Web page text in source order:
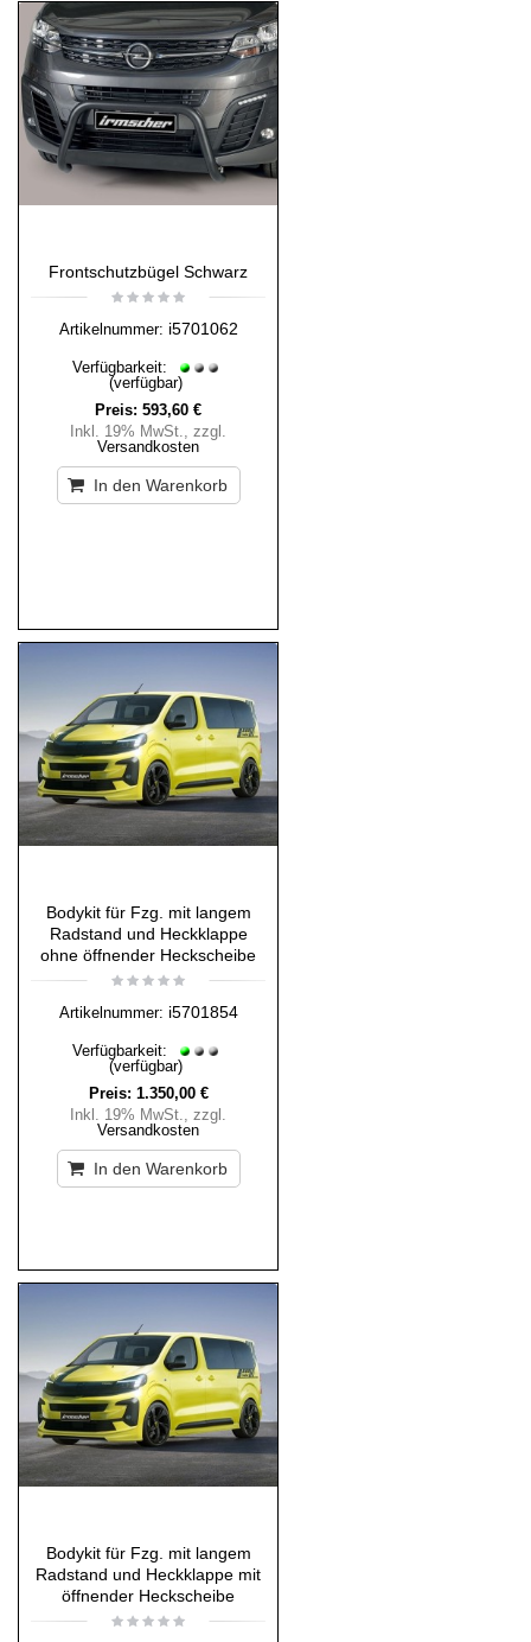
Frontschutzbügel Schwarz
Artikelnummer: i5701062
Verfügbarkeit:
(verfügbar)
Preis: 593,60 €
Inkl. 19% MwSt., zzgl.
Versandkosten
In den Warenkorb
Bodykit für Fzg. mit langem
Radstand und Heckklappe
ohne öffnender Heckscheibe
Artikelnummer: i5701854
Verfügbarkeit:
(verfügbar)
Preis: 1.350,00 €
Inkl. 19% MwSt., zzgl.
Versandkosten
In den Warenkorb
Bodykit für Fzg. mit langem
Radstand und Heckklappe mit
öffnender Heckscheibe